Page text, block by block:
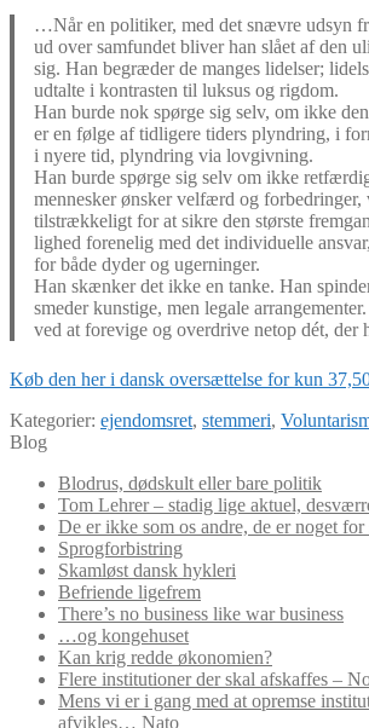
…Når en politiker, med det snævre udsyn
ud over samfundet bliver han slået af den
sig. Han begræder de manges lidelser;
udtalte i kontrasten til luksus og rigdom.
Han burde nok spørge sig selv, om ikke
er en følge af tidligere tiders plyndring, i
i nyere tid, plyndring via lovgivning.
Han burde spørge sig selv om ikke
mennesker ønsker velfærd og
tilstrækkeligt for at sikre den største
lighed forenelig med det individuelle
for både dyder og ugerninger.
Han skænker det ikke en tanke. Han
smeder kunstige, men legale
ved at forevige og overdrive netop dét, der
Køb den her i dansk oversættelse for kun
Kategorier: ejendomsret, stemmeri,
Blog
Blodrus, dødskult eller bare politik
Tom Lehrer – stadig lige aktuel,
De er ikke som os andre, de er noget
Sprogforbistring
Skamløst dansk hykleri
Befriende ligefrem
There’s no business like war business
…og kongehuset
Kan krig redde økonomien?
Flere institutioner der skal afskaffes –
Mens vi er i gang med at opremse
afvikles… Nato